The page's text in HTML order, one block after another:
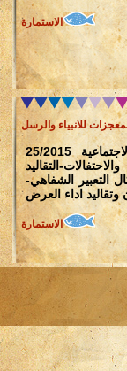
الاستمارة
للانبياء والرسل
25/2015 الممارسات الاجتماعية
التقاليد
التعبير الشفاهي-
وتقاليد اداء العرض
الاستمارة